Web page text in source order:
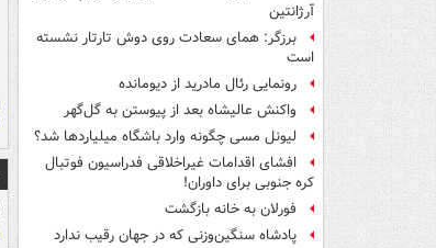
آرژانتین
برزگر: همای سعادت روی دوش تارتار نشسته
است
رونمایی رئال مادرید از دیومانده
واکنش عالیشاه بعد از پیوستن به گل‌گهر
لیونل مسی چگونه وارد باشگاه میلیاردها شد؟
افشای اقدامات غیراخلاقی فدراسیون فوتبال
کره جنوبی برای داوران!
فورلان به خانه بازگشت
پادشاه سنگین‌وزنی که در جهان رقیب ندارد